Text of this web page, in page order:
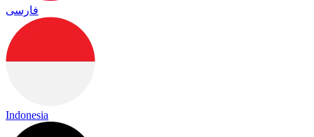
فارسی
Indonesia